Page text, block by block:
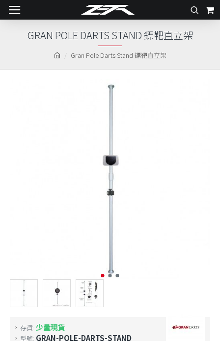
Gran Pole Darts Stand 鏢靶直立架
GRAN POLE DARTS STAND 鏢靶直立架
存貨: 少量現貨
型號: GRAN-POLE-DARTS-STAND